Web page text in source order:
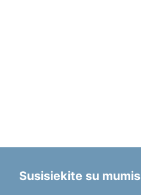
Susisiekite su mumis